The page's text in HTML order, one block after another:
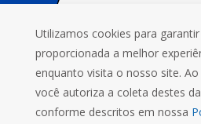
Utilizamos cookies para
proporcionada a melhor
enquanto visita o nosso site.
você autoriza a coleta destes
conforme descritos em nossa